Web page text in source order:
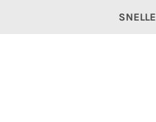
SNELLE